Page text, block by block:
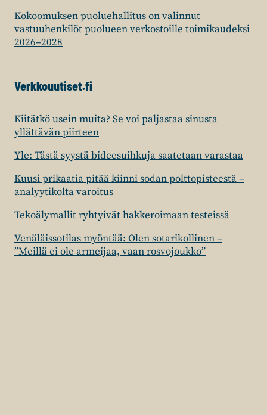
Kokoomuksen puoluehallitus on valinnut
vastuuhenkilöt puolueen verkostoille toimikaudeksi
2026–2028
Verkkouutiset.fi
Kiitätkö usein muita? Se voi paljastaa sinusta
yllättävän piirteen
Yle: Tästä syystä bideesuihkuja saatetaan varastaa
Kuusi prikaatia pitää kiinni sodan polttopisteestä –
analyytikolta varoitus
Tekoälymallit ryhtyivät hakkeroimaan testeissä
Venäläissotilas myöntää: Olen sotarikollinen –
”Meillä ei ole armeijaa, vaan rosvojoukko”